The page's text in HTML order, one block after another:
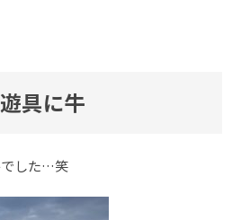
具に牛
でした…笑